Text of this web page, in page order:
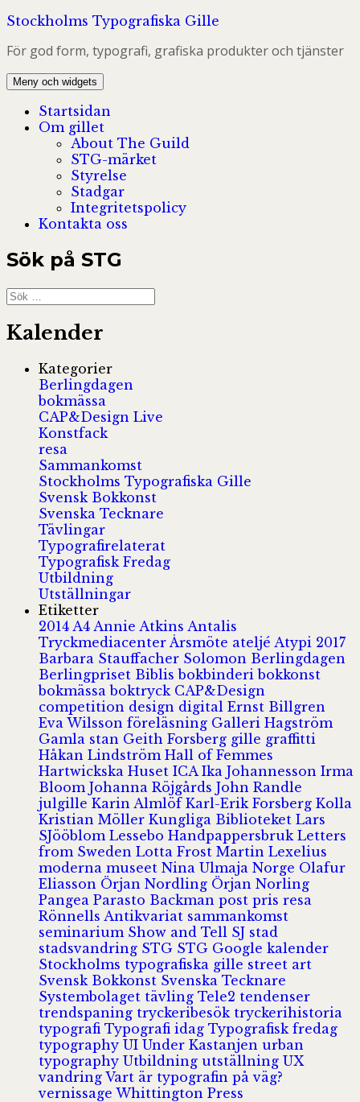
Hoppa
innehåll
Stockholms Typografiska Gille
För god form, typografi, grafiska produkter och tjänster
Meny och widgets
Startsidan
Om gillet
About The Guild
STG-märket
Styrelse
Stadgar
Integritetspolicy
Kontakta oss
Sök på STG
Sök
efter:
Kalender
Kategorier
Berlingdagen
bokmässa
CAP&Design Live
Konstfack
resa
Sammankomst
Stockholms Typografiska Gille
Svensk Bokkonst
Svenska Tecknare
Tävlingar
Typografirelaterat
Typografisk Fredag
Utbildning
Utställningar
Etiketter
2014 A4 Annie Atkins Antalis
Tryckmediacenter Årsmöte ateljé Atypi 2017
Barbara Stauffacher Solomon Berlingdagen
Berlingpriset Biblisbokbinderibokkonst
bokmässaboktryck CAP&Design
competition design digital Ernst Billgren
Eva Wilsson föreläsning Galleri Hagström
Gamla stan Geith Forsberg gille graffitti
Håkan Lindström Hall of Femmes
Hartwickska Huset ICA Ika Johannesson Irma
Bloom Johanna Röjgårds John Randle
julgille Karin Almlöf Karl-Erik Forsberg Kolla
Kristian Möller Kungliga Biblioteket Lars
SJööblom Lessebo Handpappersbruk Letters
from Sweden Lotta Frost Martin Lexelius
moderna museet Nina Ulmaja Norge Olafur
Eliasson Örjan Nordling Örjan Norling
Pangea Parasto Backman post pris resa
Rönnells Antikvariat sammankomst
seminarium Show and Tell SJ stad
stadsvandring STG STG Google kalender
Stockholms typografiska gille street art
Svensk Bokkonst Svenska Tecknare
Systembolaget tävling Tele2 tendenser
trendspaning tryckeribesök tryckerihistoria
typografi Typografi idag Typografisk fredag
typography UI Under Kastanjen urban
typography Utbildning utställning UX
vandring Vart är typografin på väg?
vernissage Whittington Press